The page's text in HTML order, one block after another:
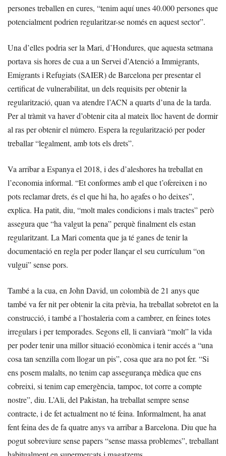
persones treballen en cures, “tenim aquí unes 40.000 persones que
potencialment podrien regularitzar-se només en aquest sector”.
Una d’elles podria ser la Mari, d’Hondures, que aquesta setmana
portava sis hores de cua a un Servei d’Atenció a Immigrants,
Emigrants i Refugiats (SAIER) de Barcelona per presentar el
certificat de vulnerabilitat, un dels requisits per obtenir la
regularització, quan va atendre l’ACN a quarts d’una de la tarda.
Per al tràmit va haver d’obtenir cita al mateix lloc havent de dormir
al ras per obtenir el número. Espera la regularització per poder
treballar “legalment, amb tots els drets”.
Va arribar a Espanya el 2018, i des d’aleshores ha treballat en
l’economia informal. “Et conformes amb el que t’ofereixen i no
pots reclamar drets, és el que hi ha, ho agafes o ho deixes”,
explica. Ha patit, diu, “molt males condicions i mals tractes” però
assegura que “ha valgut la pena” perquè finalment els estan
regularitzant. La Mari comenta que ja té ganes de tenir la
documentació en regla per poder llançar el seu currículum “on
vulgui” sense pors.
També a la cua, en John David, un colombià de 21 anys que
també va fer nit per obtenir la cita prèvia, ha treballat sobretot en la
construcció, i també a l’hostaleria com a cambrer, en feines totes
irregulars i per temporades. Segons ell, li canviarà “molt” la vida
per poder tenir una millor situació econòmica i tenir accés a “una
cosa tan senzilla com llogar un pis”, cosa que ara no pot fer. “Si
ens posem malalts, no tenim cap assegurança mèdica que ens
cobreixi, si tenim cap emergència, tampoc, tot corre a compte
nostre”, diu. L’Ali, del Pakistan, ha treballat sempre sense
contracte, i de fet actualment no té feina. Informalment, ha anat
fent feina des de fa quatre anys va arribar a Barcelona. Diu que ha
pogut sobreviure sense papers “sense massa problemes”, treballant